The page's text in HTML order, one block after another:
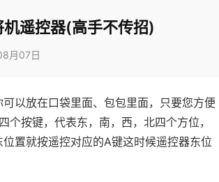
遥控器(高手不传招)
月07日
以放在口袋里面、包包里面，只要您方便
按键，代表东，南，西，北四个方位，
置就按遥控对应的A键这时候遥控器东位